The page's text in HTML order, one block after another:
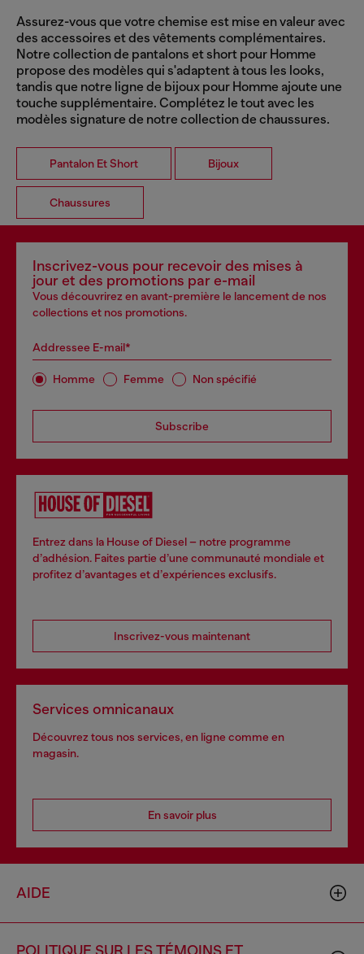
Assurez-vous que votre chemise est mise en valeur avec
des accessoires et des vêtements complémentaires.
Notre collection de pantalons et short pour Homme
propose des modèles qui s'adaptent à tous les looks,
tandis que notre ligne de bijoux pour Homme ajoute une
touche supplémentaire. Complétez le tout avec les
modèles signature de notre collection de chaussures.
Pantalon Et Short Bijoux
Chaussures
Inscrivez-vous pour recevoir des mises à
jour et des promotions par e-mail
Vous découvrirez en avant-première le lancement de nos
collections et nos promotions.
Addressee E-mail*
Homme Femme Non spécifié
Subscribe
Entrez dans la House of Diesel – notre programme
d’adhésion. Faites partie d’une communauté mondiale et
profitez d’avantages et d’expériences exclusifs.
Inscrivez-vous maintenant
Services omnicanaux
Découvrez tous nos services, en ligne comme en
magasin.
En savoir plus
AIDE
POLITIQUE SUR LES TÉMOINS ET